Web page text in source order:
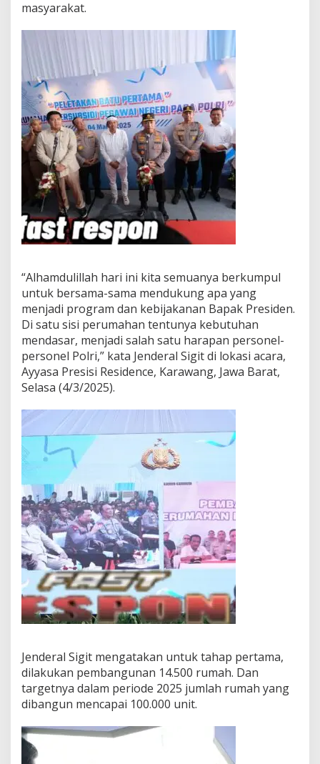
masyarakat.
“Alhamdulillah hari ini kita semuanya berkumpul
untuk bersama-sama mendukung apa yang
menjadi program dan kebijakanan Bapak Presiden.
Di satu sisi perumahan tentunya kebutuhan
mendasar, menjadi salah satu harapan personel-
personel Polri,” kata Jenderal Sigit di lokasi acara,
Ayyasa Presisi Residence, Karawang, Jawa Barat,
Selasa (4/3/2025).
Jenderal Sigit mengatakan untuk tahap pertama,
dilakukan pembangunan 14.500 rumah. Dan
targetnya dalam periode 2025 jumlah rumah yang
dibangun mencapai 100.000 unit.